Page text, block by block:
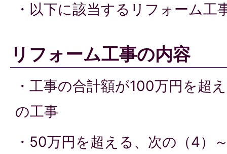
・以下に該当するリフォーム工
リフォーム工事の内容
・工事の合計額が100万円を超
の工事
・50万円を超える、次の（4）